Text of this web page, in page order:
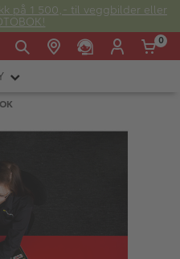
på 1 500,- til veggbilder eller
20:00
E-post:
kundeservice@japanphoto.no
0